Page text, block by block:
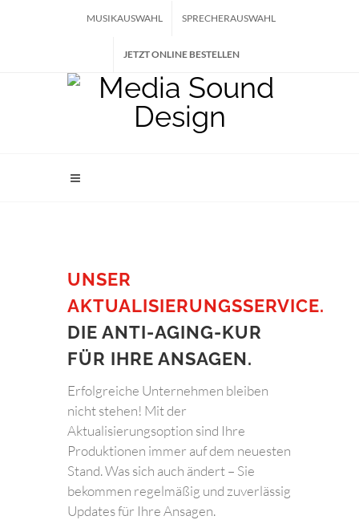
MUSIKAUSWAHL SPRECHERAUSWAHL
JETZT ONLINE BESTELLEN
UNSER
AKTUALISIERUNGSSERVICE.
DIE ANTI-AGING-KUR
FÜR IHRE ANSAGEN.
Erfolgreiche Unternehmen bleiben
nicht stehen! Mit der
Aktualisierungsoption sind Ihre
Produktionen immer auf dem neuesten
Stand. Was sich auch ändert – Sie
bekommen regelmäßig und zuverlässig
Updates für Ihre Ansagen.